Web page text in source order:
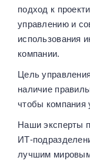
подход к
управлению и
использования
компании.
Цель
наличие
чтобы компания
Наши эксперты
лучшим